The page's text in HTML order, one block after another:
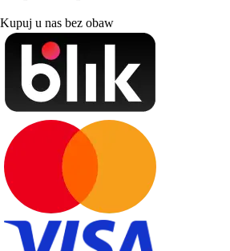
Kupuj u nas bez obaw